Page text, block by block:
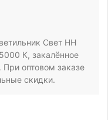
Свет НН
К, закалённое
При оптовом заказе
скидки.